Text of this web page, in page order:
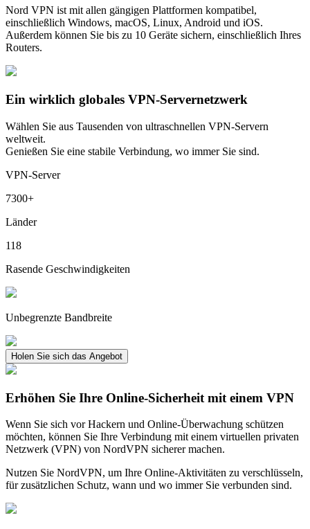
Nord VPN ist mit allen gängigen Plattformen kompatibel,
einschließlich Windows, macOS, Linux, Android und iOS.
Außerdem können Sie bis zu 10 Geräte sichern, einschließlich Ihres
Routers.
Ein wirklich globales VPN-Servernetzwerk
Wählen Sie aus Tausenden von ultraschnellen VPN-Servern
weltweit.
Genießen Sie eine stabile Verbindung, wo immer Sie sind.
VPN-Server
7300+
Länder
118
Rasende Geschwindigkeiten
Unbegrenzte Bandbreite
Holen Sie sich das Angebot
Erhöhen Sie Ihre Online-Sicherheit mit einem VPN
Wenn Sie sich vor Hackern und Online-Überwachung schützen
möchten, können Sie Ihre Verbindung mit einem virtuellen privaten
Netzwerk (VPN) von NordVPN sicherer machen.
Nutzen Sie NordVPN, um Ihre Online-Aktivitäten zu verschlüsseln,
für zusätzlichen Schutz, wann und wo immer Sie verbunden sind.